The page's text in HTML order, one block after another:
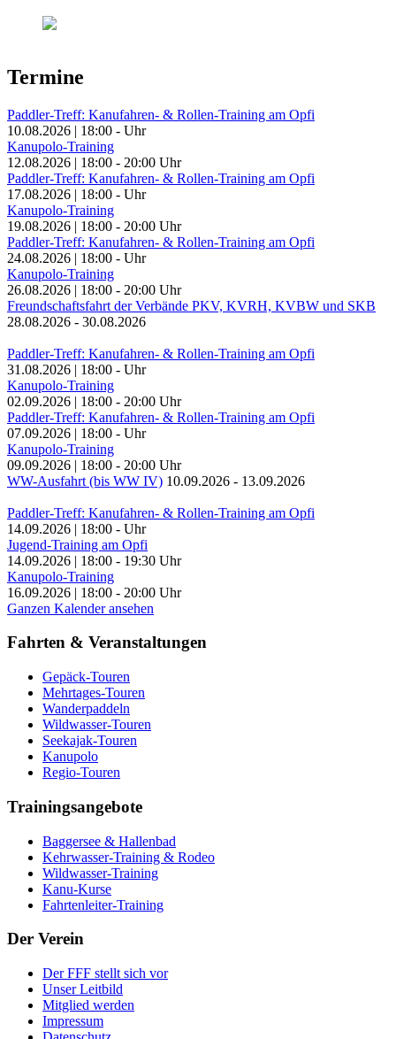
Termine
Paddler-Treff: Kanufahren- & Rollen-Training am Opfi
10.08.2026 | 18:00 - Uhr
Kanupolo-Training
12.08.2026 | 18:00 - 20:00 Uhr
Paddler-Treff: Kanufahren- & Rollen-Training am Opfi
17.08.2026 | 18:00 - Uhr
Kanupolo-Training
19.08.2026 | 18:00 - 20:00 Uhr
Paddler-Treff: Kanufahren- & Rollen-Training am Opfi
24.08.2026 | 18:00 - Uhr
Kanupolo-Training
26.08.2026 | 18:00 - 20:00 Uhr
Freundschaftsfahrt der Verbände PKV, KVRH, KVBW und SKB
28.08.2026 - 30.08.2026
Paddler-Treff: Kanufahren- & Rollen-Training am Opfi
31.08.2026 | 18:00 - Uhr
Kanupolo-Training
02.09.2026 | 18:00 - 20:00 Uhr
Paddler-Treff: Kanufahren- & Rollen-Training am Opfi
07.09.2026 | 18:00 - Uhr
Kanupolo-Training
09.09.2026 | 18:00 - 20:00 Uhr
WW-Ausfahrt (bis WW IV) 10.09.2026 - 13.09.2026
Paddler-Treff: Kanufahren- & Rollen-Training am Opfi
14.09.2026 | 18:00 - Uhr
Jugend-Training am Opfi
14.09.2026 | 18:00 - 19:30 Uhr
Kanupolo-Training
16.09.2026 | 18:00 - 20:00 Uhr
Ganzen Kalender ansehen
Fahrten & Veranstaltungen
Gepäck-Touren
Mehrtages-Touren
Wanderpaddeln
Wildwasser-Touren
Seekajak-Touren
Kanupolo
Regio-Touren
Trainingsangebote
Baggersee & Hallenbad
Kehrwasser-Training & Rodeo
Wildwasser-Training
Kanu-Kurse
Fahrtenleiter-Training
Der Verein
Der FFF stellt sich vor
Unser Leitbild
Mitglied werden
Impressum